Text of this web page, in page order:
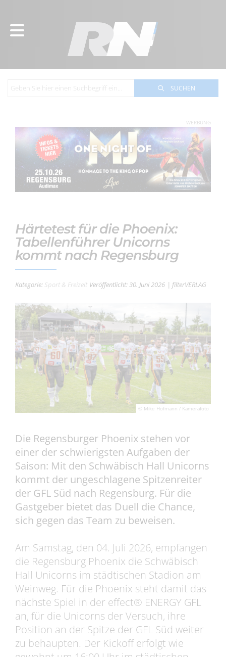
SUCHEN
WERBUNG
Härtetest für die Phoenix:
Tabellenführer Unicorns
kommt nach Regensburg
Kategorie: Sport & Freizeit Veröffentlicht: 30. Juni 2026 | filterVERLAG
© Mike Hofmann / Kamerafoto
Die Regensburger Phoenix stehen vor
einer der schwierigsten Aufgaben der
Saison: Mit den Schwäbisch Hall Unicorns
kommt der ungeschlagene Spitzenreiter
der GFL Süd nach Regensburg. Für die
Gastgeber bietet das Duell die Chance,
sich gegen das Team zu beweisen.
Am Samstag, den 04. Juli 2026, empfangen
die Regensburg Phoenix die Schwäbisch
Hall Unicorns im städtischen Stadion am
Weinweg. Für die Phoenix steht damit das
nächste Spiel in der effect® ENERGY GFL
an, für die Unicorns der Versuch, ihre
Position an der Spitze der GFL Süd weiter
zu behaupten. Der Kickoff erfolgt wie